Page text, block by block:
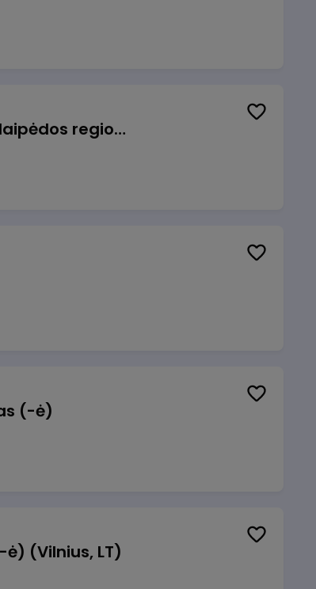
Pagalbinis darbuotojas (-a) Klaipėdos regioninėje kepykloje (indų plovime)
(-ė)
(Vilnius, LT)